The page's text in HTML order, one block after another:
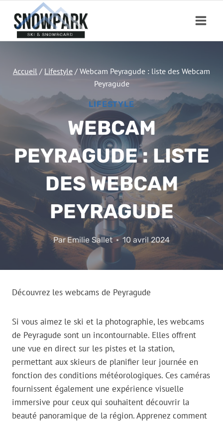
contenu
Accueil / Lifestyle / Webcam Peyragude : liste des Webcam
Peyragude
LIFESTYLE
WEBCAM
PEYRAGUDE : LISTE
DES WEBCAM
PEYRAGUDE
ParEmilie Sallet 10 avril 2024
Découvrez les webcams de Peyragude
Si vous aimez le ski et la photographie, les webcams
de Peyragude sont un incontournable. Elles offrent
une vue en direct sur les pistes et la station,
permettant aux skieurs de planifier leur journée en
fonction des conditions météorologiques. Ces caméras
fournissent également une expérience visuelle
immersive pour ceux qui souhaitent découvrir la
beauté panoramique de la région. Apprenez comment